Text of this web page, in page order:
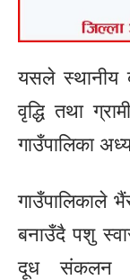
यसले स्थानीय
वृद्धि तथा
गाउँपालिका
गाउँपालिकाले
बनाउँदै पशु
दूध संकलन